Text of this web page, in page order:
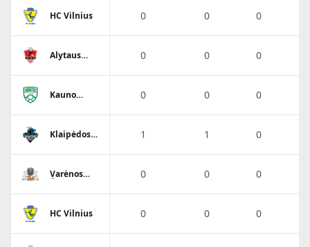
HC Vilnius 0 0 0
Alytaus
Stronglasas
0 0 0
Kauno
Karys
0 0 0
Klaipėdos
1 1 0
Varėnos
0 0 0
HC Vilnius 0 0 0